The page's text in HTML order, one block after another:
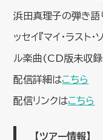
浜田真理子の弾き語
ッセイ『マイ・ラスト
ル楽曲(CD版未収
配信詳細はこちら
配信リンクはこちら
【ツアー情報】